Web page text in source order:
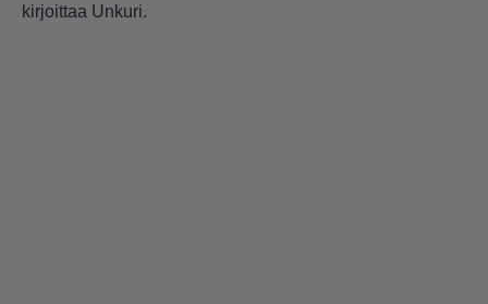
kirjoittaa Unkuri.